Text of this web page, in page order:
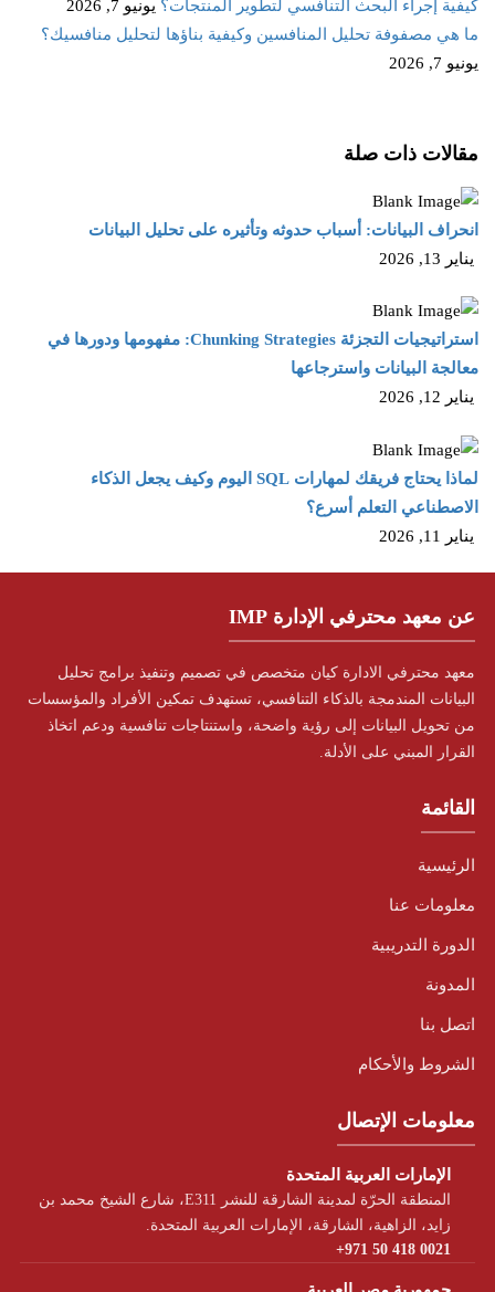
كيفية إجراء البحث التنافسي لتطوير المنتجات؟ يونيو 7, 2026
ما هي مصفوفة تحليل المنافسين وكيفية بناؤها لتحليل منافسيك؟
يونيو 7, 2026
مقالات ذات صلة
انحراف البيانات: أسباب حدوثه وتأثيره على تحليل البيانات
يناير 13, 2026
استراتيجيات التجزئة Chunking Strategies: مفهومها ودورها في
معالجة البيانات واسترجاعها
يناير 12, 2026
لماذا يحتاج فريقك لمهارات SQL اليوم وكيف يجعل الذكاء
الاصطناعي التعلم أسرع؟
يناير 11, 2026
عن معهد محترفي الإدارة IMP
معهد محترفي الادارة كيان متخصص في تصميم وتنفيذ برامج تحليل
البيانات المندمجة بالذكاء التنافسي، تستهدف تمكين الأفراد والمؤسسات
من تحويل البيانات إلى رؤية واضحة، واستنتاجات تنافسية ودعم اتخاذ
القرار المبني على الأدلة.
القائمة
الرئيسية
معلومات عنا
الدورة التدريبية
المدونة
اتصل بنا
الشروط والأحكام
معلومات الإتصال
الإمارات العربية المتحدة
المنطقة الحرّة لمدينة الشارقة للنشر E311، شارع الشيخ محمد بن
زايد، الزاهية، الشارقة، الإمارات العربية المتحدة.
+971 50 418 0021